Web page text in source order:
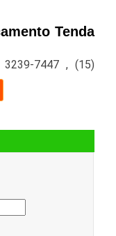
Tenda
3239-7447 ,(15)